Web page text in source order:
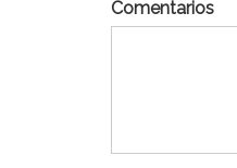
Comentarios